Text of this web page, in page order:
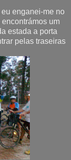
enganei-me no
um
estada a porta
pelas traseiras